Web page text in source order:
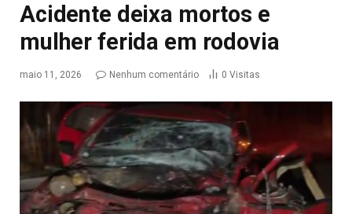
Acidente deixa mortos e
mulher ferida em rodovia
maio 11, 2026 Nenhum comentário 0 Visitas